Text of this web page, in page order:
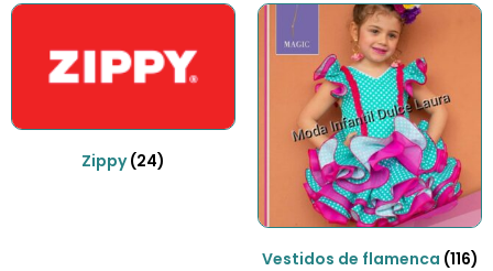
Zippy(24)
Vestidos de flamenca (116)